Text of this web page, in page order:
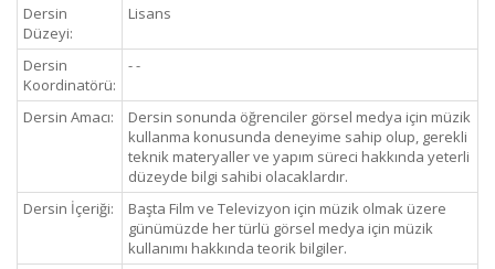
Dersin
Düzeyi:
Lisans
Dersin
Koordinatörü:
- -
Dersin Amacı:
Dersin sonunda öğrenciler görsel medya için müzik
kullanma konusunda deneyime sahip olup, gerekli
teknik materyaller ve yapım süreci hakkında yeterli
düzeyde bilgi sahibi olacaklardır.
Dersin İçeriği:
Başta Film ve Televizyon için müzik olmak üzere
günümüzde her türlü görsel medya için müzik
kullanımı hakkında teorik bilgiler.